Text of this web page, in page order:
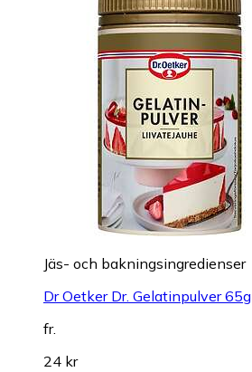
Jäs- och bakningsingredienser
Dr Oetker Dr. Gelatinpulver 65g
fr.
24 kr